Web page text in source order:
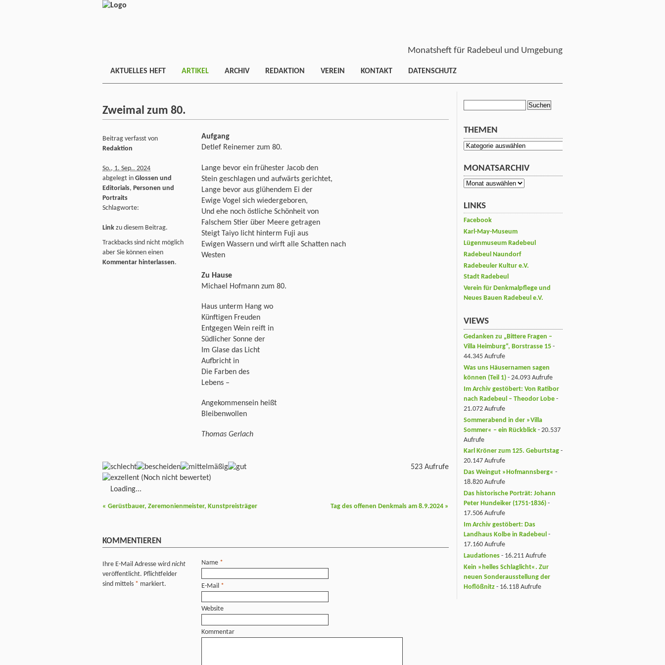
Monatsheft für Radebeul und Umgebung
AKTUELLES HEFT ARTIKEL ARCHIV REDAKTION VEREIN KONTAKT DATENSCHUTZ
Zweimal zum 80.
Aufgang
Detlef Reinemer zum 80.
Lange bevor ein frühester Jacob den
Stein geschlagen und aufwärts gerichtet,
Lange bevor aus glühendem Ei der
Ewige Vogel sich wiedergeboren,
Und ehe noch östliche Schönheit von
Falschem Stier über Meere getragen
Steigt Taiyo licht hinterm Fuji aus
Ewigen Wassern und wirft alle Schatten nach
Westen
Zu Hause
Michael Hofmann zum 80.
Haus unterm Hang wo
Künftigen Freuden
Entgegen Wein reift in
Südlicher Sonne der
Im Glase das Licht
Aufbricht in
Die Farben des
Lebens –
Angekommensein heißt
Bleibenwollen
Thomas Gerlach
Beitrag verfasst von
Redaktion
So., 1. Sep.. 2024
abgelegt in Glossen und
Editorials, Personen und
Portraits
Schlagworte:
Link zu diesem Beitrag.
Trackbacks sind nicht möglich
aber Sie können einen
Kommentar hinterlassen.
(Noch nicht bewertet)
Loading...
523 Aufrufe
« Gerüstbauer, Zeremonienmeister, Kunstpreisträger Tag des offenen Denkmals am 8.9.2024 »
KOMMENTIEREN
Ihre E-Mail Adresse wird nicht
veröffentlicht. Pflichtfelder
sind mittels * markiert.
Name *
E-Mail *
Website
Kommentar
THEMEN
Themen
MONATSARCHIV
Monatsarchiv
LINKS
Facebook
Karl-May-Museum
Lügenmuseum Radebeul
Radebeul Naundorf
Radebeuler Kultur e.V.
Stadt Radebeul
Verein für Denkmalpflege und
Neues Bauen Radebeul e.V.
VIEWS
Gedanken zu „Bittere Fragen –
Villa Heimburg“, Borstrasse 15 -
44.345 Aufrufe
Was uns Häusernamen sagen
können (Teil 1) - 24.093 Aufrufe
Im Archiv gestöbert: Von Ratibor
nach Radebeul – Theodor Lobe -
21.072 Aufrufe
Sommerabend in der »Villa
Sommer« – ein Rückblick - 20.537
Aufrufe
Karl Kröner zum 125. Geburtstag -
20.147 Aufrufe
Das Weingut »Hofmannsberg« -
18.820 Aufrufe
Das historische Porträt: Johann
Peter Hundeiker (1751-1836) -
17.506 Aufrufe
Im Archiv gestöbert: Das
Landhaus Kolbe in Radebeul -
17.160 Aufrufe
Laudationes - 16.211 Aufrufe
Kein »helles Schlaglicht«. Zur
neuen Sonderausstellung der
Hoflößnitz - 16.118 Aufrufe